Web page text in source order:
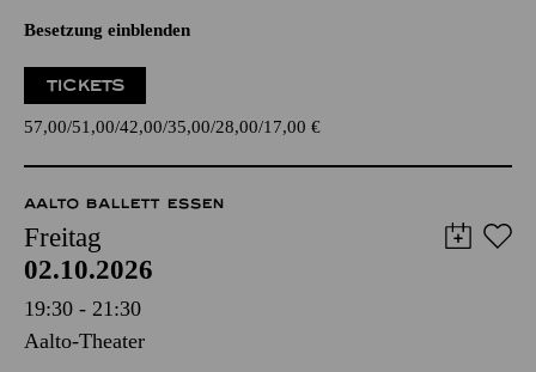
Besetzung einblenden
TICKETS
57,00 51,00 42,00 35,00 28,00 17,00 €
AALTO BALLETT ESSEN
Freitag
02.10.2026
19:30 - 21:30
Aalto-Theater